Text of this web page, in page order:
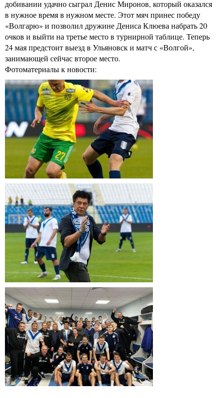
добивании удачно сыграл Денис Миронов, который оказался
в нужное время в нужном месте. Этот мяч принес победу
«Волгарю» и позволил дружине Дениса Клюева набрать 20
очков и выйти на третье место в турнирной таблице. Теперь
24 мая предстоит выезд в Ульяновск и матч с «Волгой»,
занимающей сейчас второе место.
Фотоматериалы к новости: